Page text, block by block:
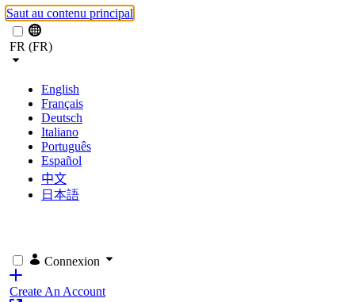
Saut au contenu principal
FR (FR)
English
Français
Deutsch
Italiano
Português
Español
中文
日本語
Connexion
Create An Account